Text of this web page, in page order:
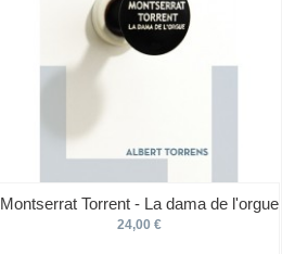
Montserrat Torrent - La dama de l'orgue
24,00 €